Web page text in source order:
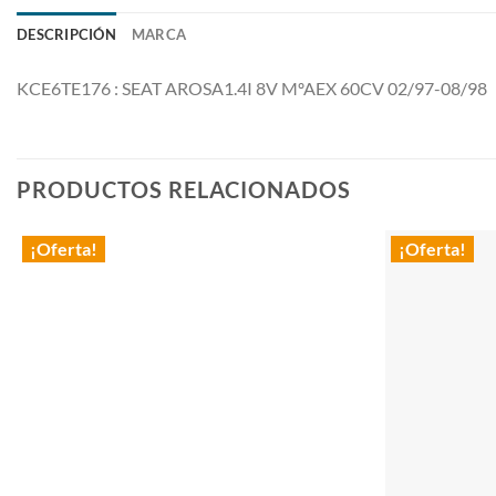
DESCRIPCIÓN MARCA
KCE6TE176 : SEAT AROSA1.4I 8V MºAEX 60CV 02/97-08/98
PRODUCTOS RELACIONADOS
¡Oferta! ¡Oferta!